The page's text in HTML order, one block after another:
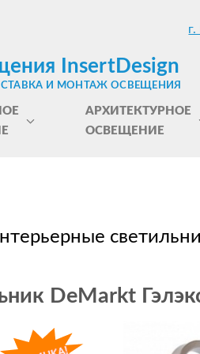
InsertDesign
И МОНТАЖ ОСВЕЩЕНИЯ
АРХИТЕКТУРНОЕ
ОСВЕЩЕНИЕ
DeMarkt